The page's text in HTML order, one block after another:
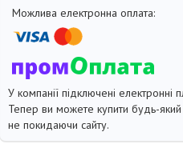
У компанії підключені електронні
Тепер ви можете купити будь-який
не покидаючи сайту.